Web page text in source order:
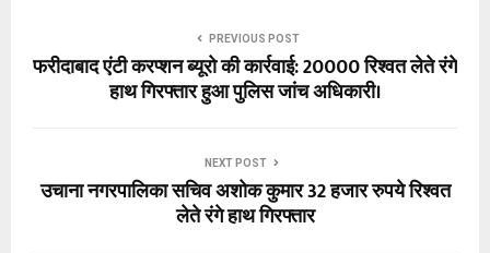
PREVIOUS POST
फरीदाबाद एंटी करप्शन ब्यूरो की कार्रवाई: 20000 रिश्वत लेते रंगे
हाथ गिरफ्तार हुआ पुलिस जांच अधिकारी।
NEXT POST
उचाना नगरपालिका सचिव अशोक कुमार 32 हजार रुपये रिश्वत
लेते रंगे हाथ गिरफ्तार